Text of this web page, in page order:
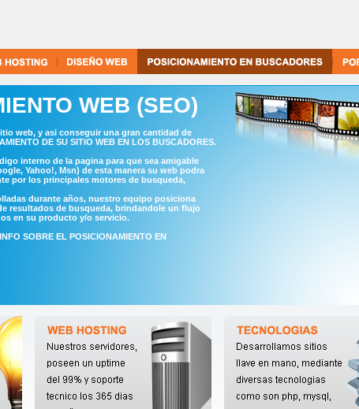
WEB (SEO)
web, y asi conseguir una gran cantidad de
DE SU SITIO WEB EN LOS BUSCADORES.
interno de la pagina para que sea amigable
Yahoo!, Msn) de esta manera su web podra
por los principales motores de busqueda,
durante años, nuestro equipo posiciona
resultados de busqueda, brindandole un flujo
en su producto y/o servicio.
SOBRE EL POSICIONAMIENTO EN